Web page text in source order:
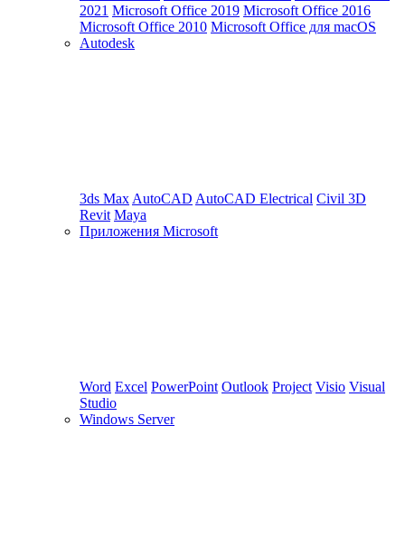
2021 Microsoft Office 2019 Microsoft Office 2016
Microsoft Office 2010 Microsoft Office для macOS
Autodesk
3ds Max AutoCAD AutoCAD Electrical Civil 3D
Revit Maya
Приложения Microsoft
Word Excel PowerPoint Outlook Project Visio Visual
Studio
Windows Server